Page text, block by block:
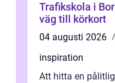
Trafikskola i
väg till körkort
04 augusti 2026
inspiration
Att hitta en